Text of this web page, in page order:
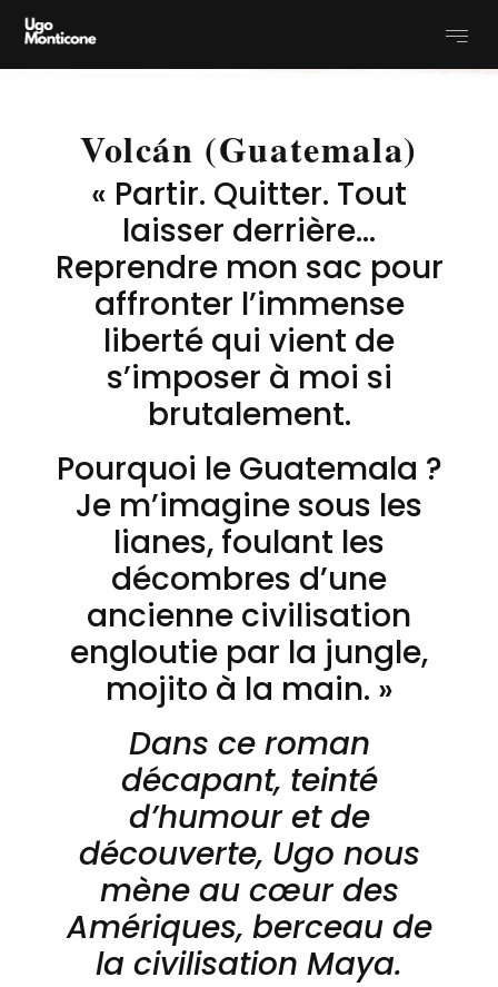
Volcán (Guatemala)
« Partir. Quitter. Tout
laisser derrière…
Reprendre mon sac pour
affronter l’immense
liberté qui vient de
s’imposer à moi si
brutalement.
Pourquoi le Guatemala ?
Je m’imagine sous les
lianes, foulant les
décombres d’une
ancienne civilisation
engloutie par la jungle,
mojito à la main. »
Dans ce roman
décapant, teinté
d’humour et de
découverte, Ugo nous
mène au cœur des
Amériques, berceau de
la civilisation Maya.